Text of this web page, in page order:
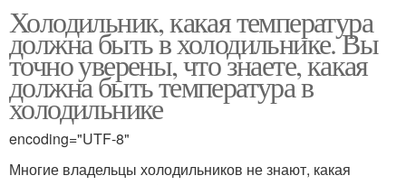
Холодильник, какая температура
должна быть в холодильнике. Вы
точно уверены, что знаете, какая
должна быть температура в
холодильнике
encoding="UTF-8"
Многие владельцы холодильников не знают, какая